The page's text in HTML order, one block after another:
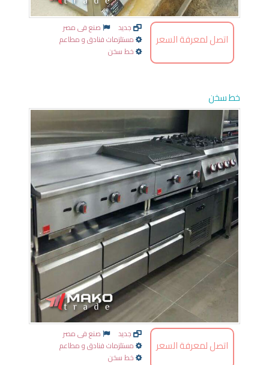
اتصل لمعرفة السعر
جديد
صنع فى مصر
مستلزمات فنادق و مطاعم
خط سخن
خط سخن
اتصل لمعرفة السعر
جديد
صنع فى مصر
مستلزمات فنادق و مطاعم
خط سخن